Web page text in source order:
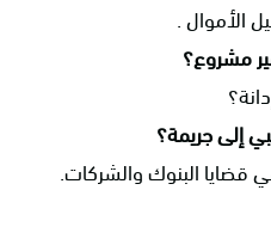
الأموال .
مشروع؟
إلى جريمة؟
قضايا البنوك والشركات.